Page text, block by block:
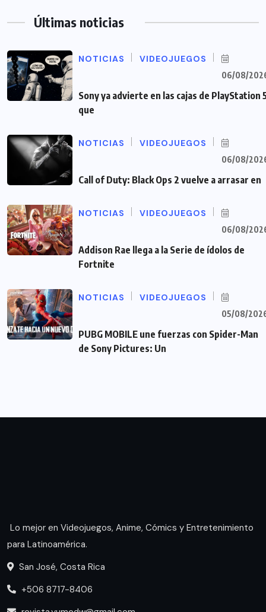
Últimas noticias
NOTICIAS VIDEOJUEGOS
06/08/
Sony ya advierte en las cajas de PlayStation
que
NOTICIAS VIDEOJUEGOS
06/08/
Call of Duty: Black Ops 2 vuelve a arrasar en
NOTICIAS VIDEOJUEGOS
06/08/
Addison Rae llega a la Serie de ídolos de
Fortnite
NOTICIAS VIDEOJUEGOS
05/08/
PUBG MOBILE une fuerzas con Spider-Man
de Sony Pictures: Un
Lo mejor en Videojuegos, Anime, Cómics y Entretenimiento
para Latinoamérica.
San José, Costa Rica
+506 8717-8406